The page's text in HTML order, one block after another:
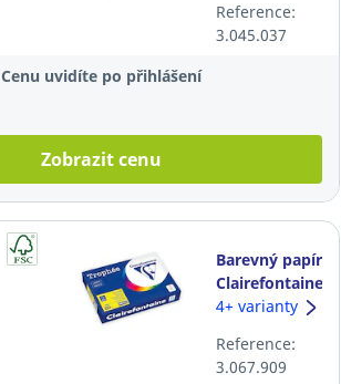
Reference:
3.045.037
Cenu uvidíte po přihlášení
Zobrazit cenu
Barevný papír
Clairefontaine
Trophée, A4,
neonově
žlutý
4+ varianty
Reference:
3.067.909